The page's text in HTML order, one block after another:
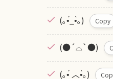
(｡•́_•̀｡) Copy
(●´⌓`●)
(｡•́ ︿•̀｡)